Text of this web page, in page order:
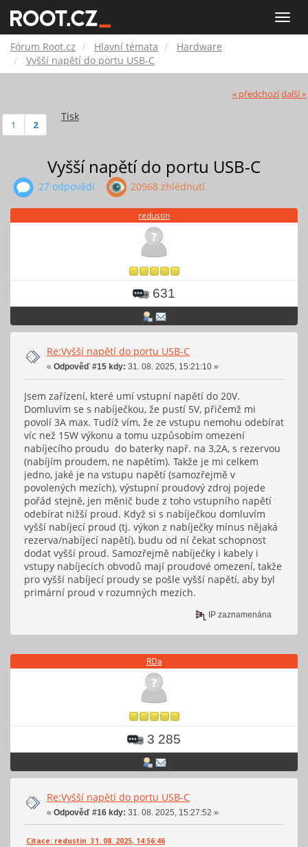
Toggle
Root.cz
Fórum Root.cz Hlavní témata
Hardware
Vyšší napětí do portu USB-C
« předchozídalší »
Tisk
1 2
Vyšší napětí do portu USB-C
27 odpovědí 20968 zhlédnutí
redustin
631
Re:Vyšší napětí do portu USB-C
« Odpověď #15 kdy: 31. 08. 2025, 15:21:10 »
Jsem zařízení, které umí vstupní napětí do 20V.
Domluvím se s nabíječkou, že pustí 5V, přičemž mi
povolí 3A max. Tudíž vím, že ze vstupu nemohu odebírat
víc než 15W výkonu a tomu uzpůsobím omezení
nabíjecího proudu do baterky např. na 3,2A, s rezervou
(nabíjím proudem, ne napětím). Takže je mi celkem
jedno, jaké je na vstupu napětí (samozřejmě v
povolených mezích), výstupní proudový zdroj pojede
pořád stejně, jen měnič bude z toho vstupního napětí
odebírat nižší proud. Když si s nabíječkou domluvím
vyšší nabíjecí proud (tj. výkon z nabíječky mínus nějaká
rezerva/nabíjecí napětí), budu od ní čekat schopnost
dodat vyšší proud. Samozřejmě nabíječky i kabely i
vstupy nabíjecích obvodů mají proudové omezení, takže
pro vyšší nabíjecí proudy se pošle vyšší napětí, aby byl
primární proud v rozumných mezích.
IP zaznamenána
RDa
3 285
Re:Vyšší napětí do portu USB-C
« Odpověď #16 kdy: 31. 08. 2025, 15:27:52 »
Citace: redustin 31. 08. 2025, 14:56:46